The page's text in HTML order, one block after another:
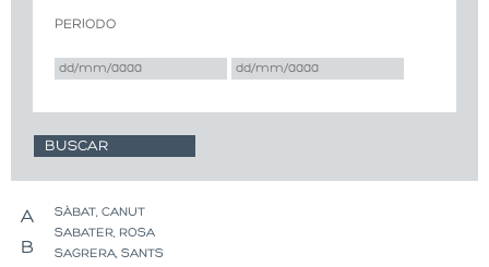
A
B
SÀBAT, CANUT
SABATER, ROSA
SAGRERA, SANTS
PERIODO